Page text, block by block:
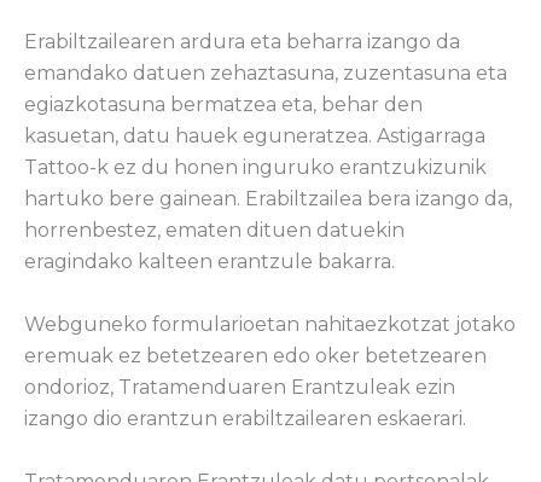
Erabiltzailearen ardura eta beharra izango da
emandako datuen zehaztasuna, zuzentasuna eta
egiazkotasuna bermatzea eta, behar den
kasuetan, datu hauek eguneratzea. Astigarraga
Tattoo-k ez du honen inguruko erantzukizunik
hartuko bere gainean. Erabiltzailea bera izango da,
horrenbestez, ematen dituen datuekin
eragindako kalteen erantzule bakarra.
Webguneko formularioetan nahitaezkotzat jotako
eremuak ez betetzearen edo oker betetzearen
ondorioz, Tratamenduaren Erantzuleak ezin
izango dio erantzun erabiltzailearen eskaerari.